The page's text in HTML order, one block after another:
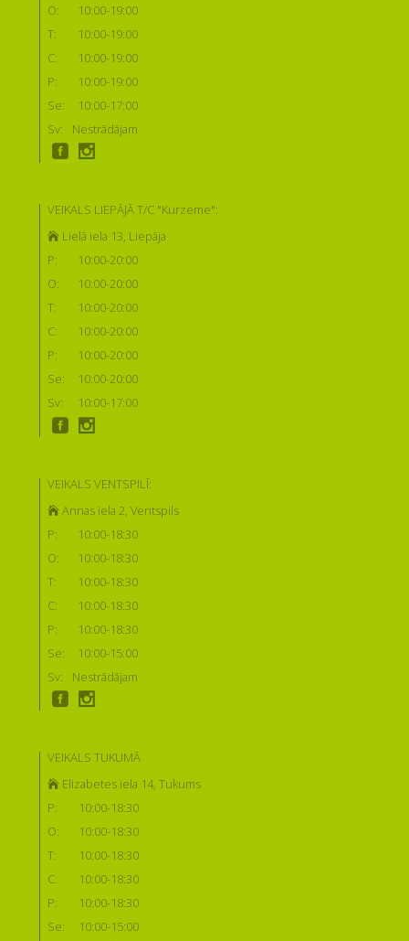
O:
10:00-19:00
T:
10:00-19:00
C:
10:00-19:00
P:
10:00-19:00
Se:
10:00-17:00
Sv:
Nestrādājam
VEIKALS LIEPĀJĀ T/C "Kurzeme":
Lielā iela 13, Liepāja
P:
10:00-20:00
O:
10:00-20:00
T:
10:00-20:00
C:
10:00-20:00
P:
10:00-20:00
Se:
10:00-20:00
Sv:
10:00-17:00
VEIKALS VENTSPILĪ:
Annas iela 2, Ventspils
P:
10:00-18:30
O:
10:00-18:30
T:
10:00-18:30
C:
10:00-18:30
P:
10:00-18:30
Se:
10:00-15:00
Sv:
Nestrādājam
VEIKALS TUKUMĀ
Elizabetes iela 14, Tukums
P:
10:00-18:30
O:
10:00-18:30
T:
10:00-18:30
C:
10:00-18:30
P:
10:00-18:30
Se:
10:00-15:00